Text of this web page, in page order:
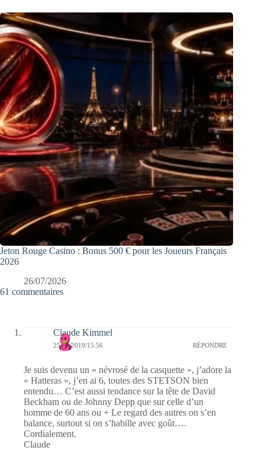
Jeton Rouge Casino : Bonus 500 € pour les Joueurs Français
2026
26/07/2026
61 commentaires
Claude Kimmel
25/04/2019/15:56 RÉPONDRE
Je suis devenu un « névrosé de la casquette », j’adore la
« Hatteras », j’en ai 6, toutes des STETSON bien
entendu… C’est aussi tendance sur la tête de David
Beckham ou de Johnny Depp que sur celle d’un
homme de 60 ans ou + Le regard des autres on s’en
balance, surtout si on s’habille avec goût….
Cordialement.
Claude